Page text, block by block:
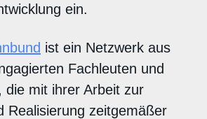
ein.
ist ein Netzwerk aus
Fachleuten und
die mit ihrer Arbeit zur
Realisierung zeitgemäßer